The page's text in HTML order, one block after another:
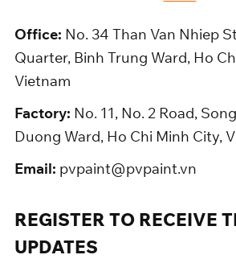
Office: No. 34 Than Van Nhiep
Quarter, Binh Trung Ward, Ho
Vietnam
Factory: No. 11, No. 2 Road,
Duong Ward, Ho Chi Minh City,
Email: pvpaint@pvpaint.vn
REGISTER TO RECEIVE
UPDATES